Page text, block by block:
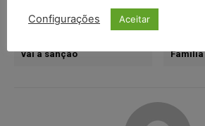
Projeto que obriga
empresas a informar sobre
vai à sanção
Família
Configurações Aceitar